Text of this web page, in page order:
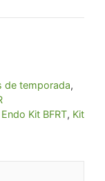
de temporada,
Endo Kit BFRT, Kit